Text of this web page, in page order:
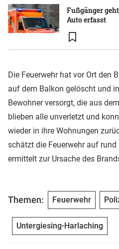
Fußgänger
Auto erfasst
Die Feuerwehr hat vor Ort den
auf dem Balkon gelöscht und
Bewohner versorgt, die aus
blieben alle unverletzt und
wieder in ihre Wohnungen
schätzt die Feuerwehr auf rund
ermittelt zur Ursache des
Themen: Feuerwehr
Untergiesing-Harlaching